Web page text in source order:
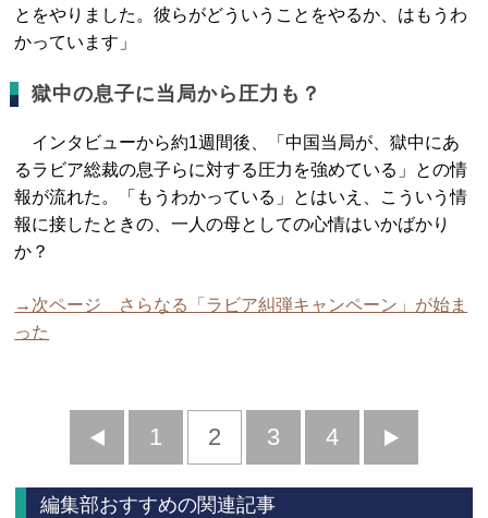
とをやりました。彼らがどういうことをやるか、はもうわ
かっています」
獄中の息子に当局から圧力も？
インタビューから約1週間後、「中国当局が、獄中にあ
るラビア総裁の息子らに対する圧力を強めている」との情
報が流れた。「もうわかっている」とはいえ、こういう情
報に接したときの、一人の母としての心情はいかばかり
か？
→次ページ さらなる「ラビア糾弾キャンペーン」が始ま
った
前
へ
1 2 3 4
へ
編集部おすすめの関連記事